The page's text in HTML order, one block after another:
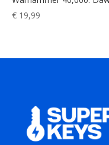
€ 19,99